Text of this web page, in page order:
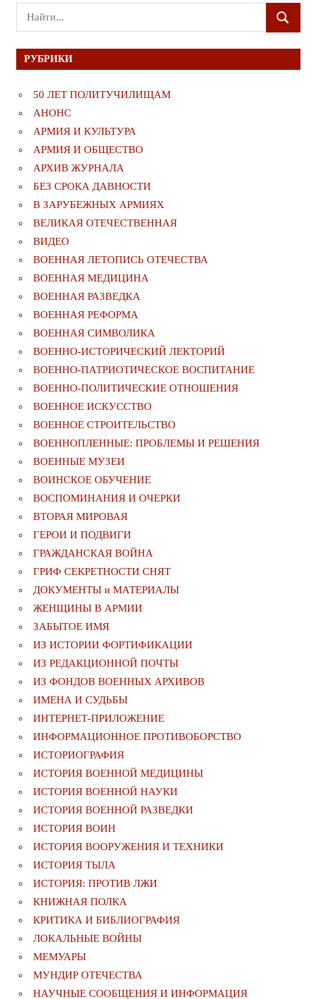
Поиск
для:
ПОИСК
РУБРИКИ
50 ЛЕТ ПОЛИТУЧИЛИЩАМ
АНОНС
АРМИЯ И КУЛЬТУРА
АРМИЯ И ОБЩЕСТВО
АРХИВ ЖУРНАЛА
БЕЗ СРОКА ДАВНОСТИ
В ЗАРУБЕЖНЫХ АРМИЯХ
ВЕЛИКАЯ ОТЕЧЕСТВЕННАЯ
ВИДЕО
ВОЕННАЯ ЛЕТОПИСЬ ОТЕЧЕСТВА
ВОЕННАЯ МЕДИЦИНА
ВОЕННАЯ РАЗВЕДКА
ВОЕННАЯ РЕФОРМА
ВОЕННАЯ СИМВОЛИКА
ВОЕННО-ИСТОРИЧЕСКИЙ ЛЕКТОРИЙ
ВОЕННО-ПАТРИОТИЧЕСКОЕ ВОСПИТАНИЕ
ВОЕННО-ПОЛИТИЧЕСКИE ОТНОШЕНИЯ
ВОЕННОЕ ИСКУССТВО
ВОЕННОЕ СТРОИТЕЛЬСТВО
ВОЕННОПЛЕННЫЕ: ПРОБЛЕМЫ И РЕШЕНИЯ
ВОЕННЫЕ МУЗЕИ
ВОИНСКОЕ ОБУЧЕНИЕ
ВОСПОМИНАНИЯ И ОЧЕРКИ
ВТОРАЯ МИРОВАЯ
ГЕРОИ И ПОДВИГИ
ГРАЖДАНСКАЯ ВОЙНА
ГРИФ СЕКРЕТНОСТИ СНЯТ
ДОКУМЕНТЫ и МАТЕРИАЛЫ
ЖЕНЩИНЫ В АРМИИ
ЗАБЫТОЕ ИМЯ
ИЗ ИСТОРИИ ФОРТИФИКАЦИИ
ИЗ РЕДАКЦИОННОЙ ПОЧТЫ
ИЗ ФОНДОВ ВОЕННЫХ АРХИВОВ
ИМЕНА И СУДЬБЫ
ИНТЕРНЕТ-ПРИЛОЖЕНИЕ
ИНФОРМАЦИОННОЕ ПРОТИВОБОРСТВО
ИСТОРИОГРАФИЯ
ИСТОРИЯ ВОЕННОЙ МЕДИЦИНЫ
ИСТОРИЯ ВОЕННОЙ НАУКИ
ИСТОРИЯ ВОЕННОЙ РАЗВЕДКИ
ИСТОРИЯ ВОИН
ИСТОРИЯ ВООРУЖЕНИЯ И ТЕХНИКИ
ИСТОРИЯ ТЫЛА
ИСТОРИЯ: ПРОТИВ ЛЖИ
КНИЖНАЯ ПОЛКА
КРИТИКА И БИБЛИОГРАФИЯ
ЛОКАЛЬНЫЕ ВОЙНЫ
МЕМУАРЫ
МУНДИР ОТЕЧЕСТВА
НАУЧНЫЕ СООБЩЕНИЯ И ИНФОРМАЦИЯ